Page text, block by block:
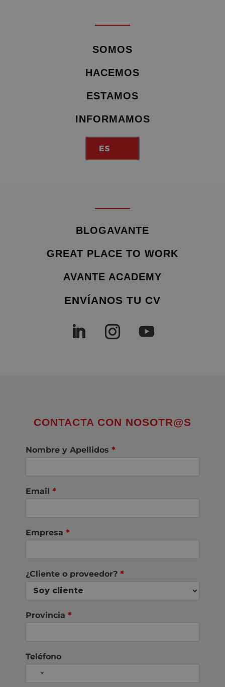
SOMOS
HACEMOS
ESTAMOS
INFORMAMOS
ES
BLOGAVANTE
GREAT PLACE TO WORK
AVANTE ACADEMY
ENVÍANOS TU CV
CONTACTA CON NOSOTR@S
Nombre y Apellidos *
Email *
Empresa *
¿Cliente o proveedor? *
Provincia *
Teléfono